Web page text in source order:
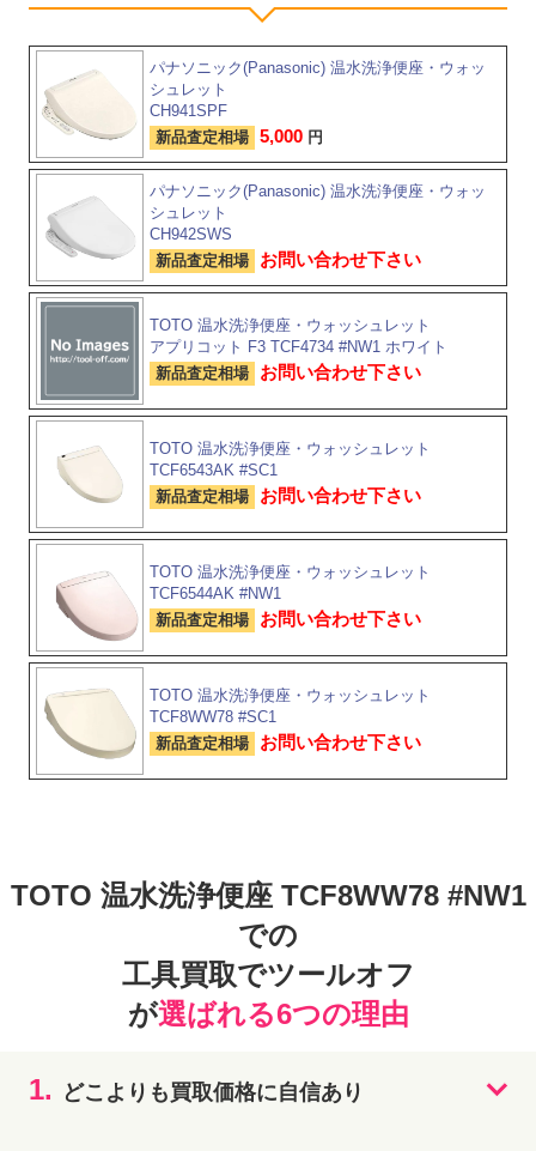
パナソニック(Panasonic) 温水洗浄便座・ウォッ
シュレット
CH941SPF
新品査定相場 5,000 円
パナソニック(Panasonic) 温水洗浄便座・ウォッ
シュレット
CH942SWS
新品査定相場 お問い合わせ下さい
TOTO 温水洗浄便座・ウォッシュレット
アプリコット F3 TCF4734 #NW1 ホワイト
新品査定相場 お問い合わせ下さい
TOTO 温水洗浄便座・ウォッシュレット
TCF6543AK #SC1
新品査定相場 お問い合わせ下さい
TOTO 温水洗浄便座・ウォッシュレット
TCF6544AK #NW1
新品査定相場 お問い合わせ下さい
TOTO 温水洗浄便座・ウォッシュレット
TCF8WW78 #SC1
新品査定相場 お問い合わせ下さい
TOTO 温水洗浄便座 TCF8WW78 #NW1
での
工具買取でツールオフ
が選ばれる6つの理由
1. どこよりも買取価格に自信あり